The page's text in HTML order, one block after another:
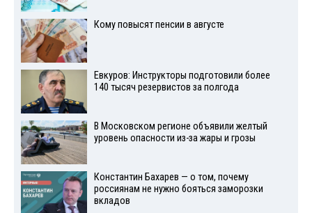
Кому повысят пенсии в августе
Евкуров: Инструкторы подготовили более
140 тысяч резервистов за полгода
В Московском регионе объявили желтый
уровень опасности из-за жары и грозы
Константин Бахарев — о том, почему
россиянам не нужно бояться заморозки
вкладов